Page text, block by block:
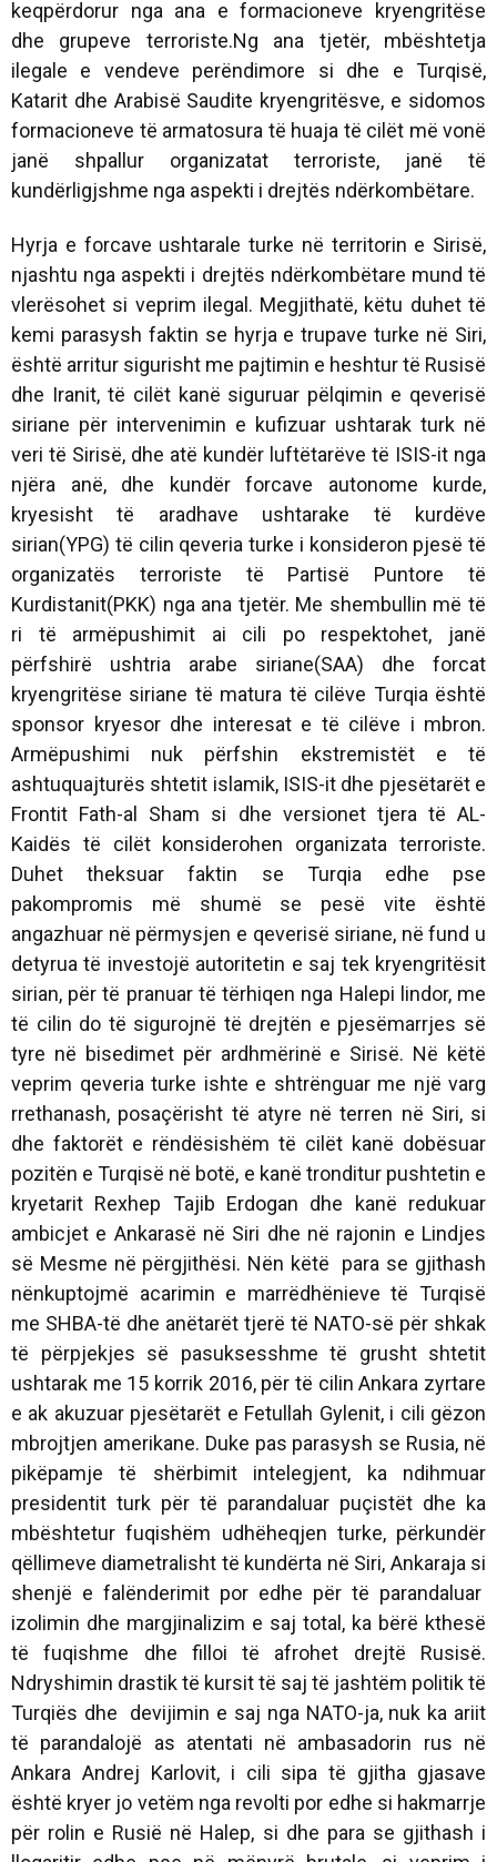
keqpërdorur nga ana e formacioneve kryengritëse
dhe grupeve terroriste.Ng ana tjetër, mbështetja
ilegale e vendeve perëndimore si dhe e Turqisë,
Katarit dhe Arabisë Saudite kryengritësve, e sidomos
formacioneve të armatosura të huaja të cilët më vonë
janë shpallur organizatat terroriste, janë të
kundërligjshme nga aspekti i drejtës ndërkombëtare.
Hyrja e forcave ushtarale turke në territorin e Sirisë,
njashtu nga aspekti i drejtës ndërkombëtare mund të
vlerësohet si veprim ilegal. Megjithatë, këtu duhet të
kemi parasysh faktin se hyrja e trupave turke në Siri,
është arritur sigurisht me pajtimin e heshtur të Rusisë
dhe Iranit, të cilët kanë siguruar pëlqimin e qeverisë
siriane për intervenimin e kufizuar ushtarak turk në
veri të Sirisë, dhe atë kundër luftëtarëve të ISIS-it nga
njëra anë, dhe kundër forcave autonome kurde,
kryesisht të aradhave ushtarake të kurdëve
sirian(YPG) të cilin qeveria turke i konsideron pjesë të
organizatës terroriste të Partisë Puntore të
Kurdistanit(PKK) nga ana tjetër. Me shembullin më të
ri të armëpushimit ai cili po respektohet, janë
përfshirë ushtria arabe siriane(SAA) dhe forcat
kryengritëse siriane të matura të cilëve Turqia është
sponsor kryesor dhe interesat e të cilëve i mbron.
Armëpushimi nuk përfshin ekstremistët e të
ashtuquajturës shtetit islamik, ISIS-it dhe pjesëtarët e
Frontit Fath-al Sham si dhe versionet tjera të AL-
Kaidës të cilët konsiderohen organizata terroriste.
Duhet theksuar faktin se Turqia edhe pse
pakompromis më shumë se pesë vite është
angazhuar në përmysjen e qeverisë siriane, në fund u
detyrua të investojë autoritetin e saj tek kryengritësit
sirian, për të pranuar të tërhiqen nga Halepi lindor, me
të cilin do të sigurojnë të drejtën e pjesëmarrjes së
tyre në bisedimet për ardhmërinë e Sirisë. Në këtë
veprim qeveria turke ishte e shtrënguar me një varg
rrethanash, posaçërisht të atyre në terren në Siri, si
dhe faktorët e rëndësishëm të cilët kanë dobësuar
pozitën e Turqisë në botë, e kanë tronditur pushtetin e
kryetarit Rexhep Tajib Erdogan dhe kanë redukuar
ambicjet e Ankarasë në Siri dhe në rajonin e Lindjes
së Mesme në përgjithësi. Nën këtë para se gjithash
nënkuptojmë acarimin e marrëdhënieve të Turqisë
me SHBA-të dhe anëtarët tjerë të NATO-së për shkak
të përpjekjes së pasuksesshme të grusht shtetit
ushtarak me 15 korrik 2016, për të cilin Ankara zyrtare
e ak akuzuar pjesëtarët e Fetullah Gylenit, i cili gëzon
mbrojtjen amerikane. Duke pas parasysh se Rusia, në
pikëpamje të shërbimit intelegjent, ka ndihmuar
presidentit turk për të parandaluar puçistët dhe ka
mbështetur fuqishëm udhëheqjen turke, përkundër
qëllimeve diametralisht të kundërta në Siri, Ankaraja si
shenjë e falënderimit por edhe për të parandaluar
izolimin dhe margjinalizim e saj total, ka bërë kthesë
të fuqishme dhe filloi të afrohet drejtë Rusisë.
Ndryshimin drastik të kursit të saj të jashtëm politik të
Turqiës dhe devijimin e saj nga NATO-ja, nuk ka ariit
të parandalojë as atentati në ambasadorin rus në
Ankara Andrej Karlovit, i cili sipa të gjitha gjasave
është kryer jo vetëm nga revolti por edhe si hakmarrje
për rolin e Rusië në Halep, si dhe para se gjithash i